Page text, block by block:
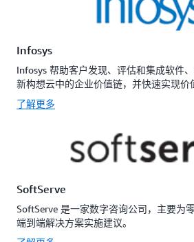
Infosys
Infosys 帮助客户发现、评估和集成软件
新构想云中的企业价值链，并快速实现价
了解更多
SoftServe
SoftServe 是一家数字咨询公司，主要为
端到端解决方案实施建议。